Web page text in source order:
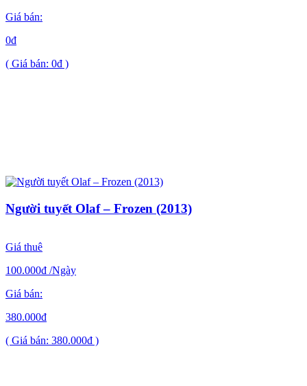
Giá bán:
0đ
( Giá bán: 0đ )
Người tuyết Olaf – Frozen (2013)
Giá thuê
100.000đ /Ngày
Giá bán:
380.000đ
( Giá bán: 380.000đ )